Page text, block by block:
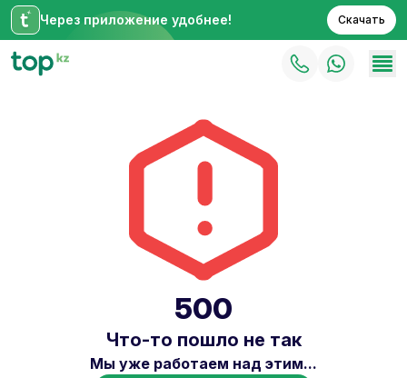
Через приложение удобнее! Скачать
500
Что-то пошло не так
Мы уже работаем над этим...